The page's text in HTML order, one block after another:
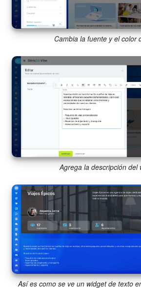
Cambia la fuente y el color
Agrega la descripción del
Así es como se ve un widget de texto